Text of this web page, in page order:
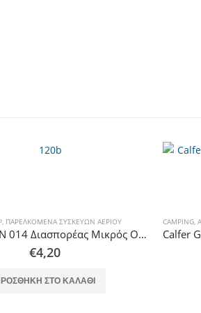
, ΠΑΡΕΛΚΌΜΕΝΑ ΣΥΣΚΕΥΏΝ ΑΕΡΊΟΥ
Calfer Gas AN 014 Διασπορέας Μικρός Οικιακής Συσκευής Ορειχάλκινος
€4,20
ΣΤΟ ΚΑΛΆΘΙ
CAMPING,